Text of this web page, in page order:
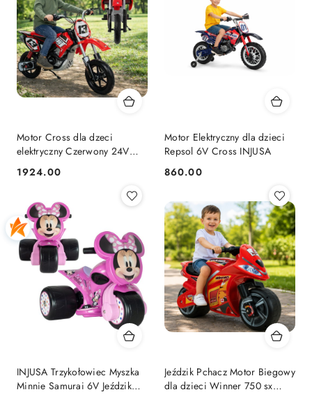
Motor Cross dla dzeci
elektryczny Czerwony 24V
INJUSA
Cena:
1924.00
Motor Elektryczny dla dzieci
Repsol 6V Cross INJUSA
Cena:
860.00
INJUSA Trzykołowiec Myszka
Minnie Samurai 6V Jeździk
Jeździk Pchacz Motor Biegowy
dla dzieci Winner 750 sx